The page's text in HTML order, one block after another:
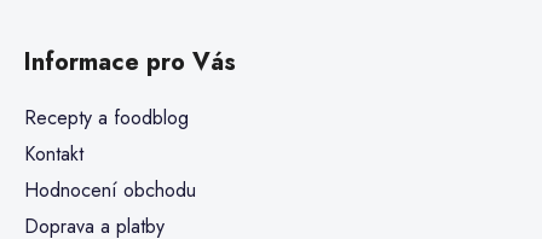
Informace pro Vás
Recepty a foodblog
Kontakt
Hodnocení obchodu
Doprava a platby